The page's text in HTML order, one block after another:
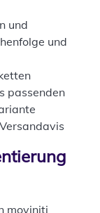
und
und
passenden
moviniti